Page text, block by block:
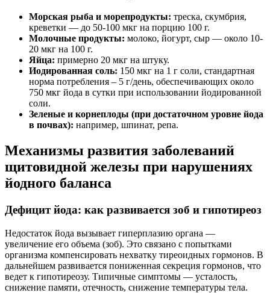
Морская рыба и морепродукты: треска, скумбрия,
креветки — до 50-100 мкг на порцию 100 г.
Молочные продукты: молоко, йогурт, сыр — около 10-
20 мкг на 100 г.
Яйца: примерно 20 мкг на штуку.
Иодированная соль: 150 мкг на 1 г соли, стандартная
норма потребления – 5 г/день, обеспечивающих около
750 мкг йода в сутки при использовании йодированной
соли.
Зеленые и корнеплоды (при достаточном уровне йода
в почвах): например, шпинат, репа.
Механизмы развития заболеваний
щитовидной железы при нарушениях
йодного баланса
Дефицит йода: как развивается зоб и гипотиреоз
Недостаток йода вызывает гиперплазию органа —
увеличение его объема (зоб). Это связано с попытками
организма компенсировать нехватку тиреоидных гормонов. В
дальнейшем развивается пониженная секреция гормонов, что
ведет к гипотиреозу. Типичные симптомы — усталость,
снижение памяти, отечность, снижение температуры тела.